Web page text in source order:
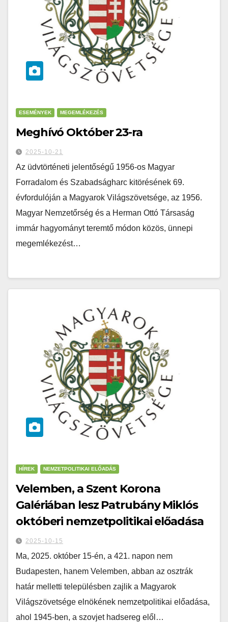
ESEMÉNYEK MEGEMLÉKEZÉS
Meghívó Október 23-ra
2025-10-21
Az üdvtörténeti jelentőségű 1956-os Magyar
Forradalom és Szabadságharc kitörésének 69.
évfordulóján a Magyarok Világszövetsége, az 1956.
Magyar Nemzetőrség és a Herman Ottó Társaság
immár hagyományt teremtő módon közös, ünnepi
megemlékezést…
HÍREK NEMZETPOLITIKAI ELŐADÁS
Velemben, a Szent Korona
Galériában lesz Patrubány Miklós
októberi nemzetpolitikai előadása
2025-10-15
Ma, 2025. október 15-én, a 421. napon nem
Budapesten, hanem Velemben, abban az osztrák
határ melletti településben zajlik a Magyarok
Világszövetsége elnökének nemzetpolitikai előadása,
ahol 1945-ben, a szovjet hadsereg elől…